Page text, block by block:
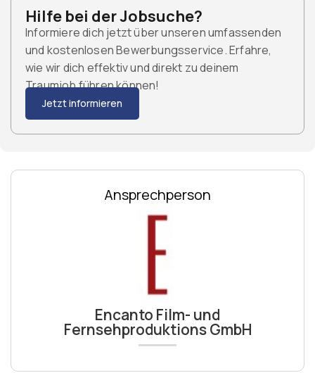
Hilfe bei der Jobsuche?
Informiere dich jetzt über unseren umfassenden
und kostenlosen Bewerbungsservice. Erfahre,
wie wir dich effektiv und direkt zu deinem
Traumjob führen können!
Jetzt informieren
Ansprechperson
Encanto Film- und
Fernsehproduktions GmbH